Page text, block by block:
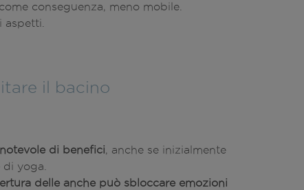
conseguenza, meno mobile.
il bacino
notevole di benefici , anche se inizialmente
yoga.
delle anche può sbloccare emozioni